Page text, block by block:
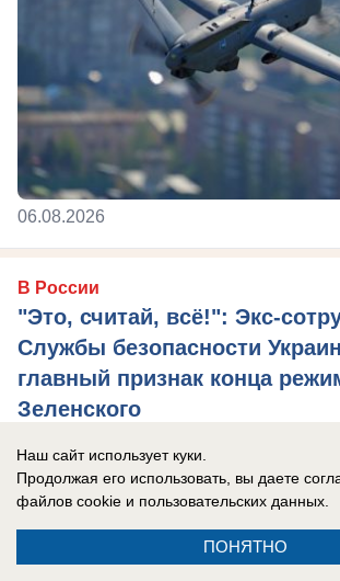
06.08.2026
В России
"Это, считай, всё!": Экс-
Службы безопасности
главный признак конца
Зеленского
аналогичной ситуацией в истории
века, который один в один
Наш сайт использует куки.
Продолжая его использовать, вы даете
файлов cookie и пользовательских данных.
ПОНЯТНО